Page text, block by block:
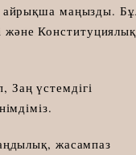
айрықша маңызды.
және Конституциялық
Заң үстемдігі
жасампаз